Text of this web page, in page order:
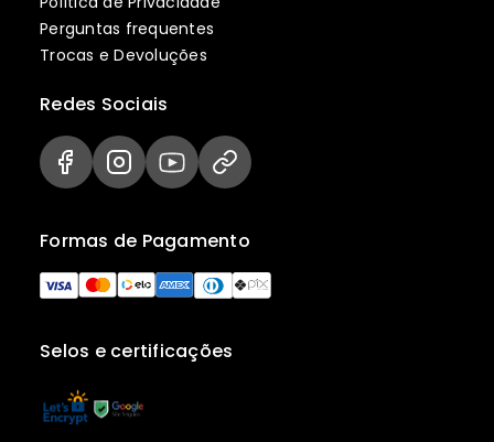
Perguntas frequentes
Trocas e Devoluções
Selos e certificações
Formas de Pagamento
Redes Sociais